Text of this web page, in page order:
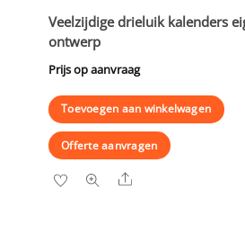
Veelzijdige drieluik kalenders
ontwerp
Prijs op aanvraag
Toevoegen aan winkelwagen
Offerte aanvragen
Share